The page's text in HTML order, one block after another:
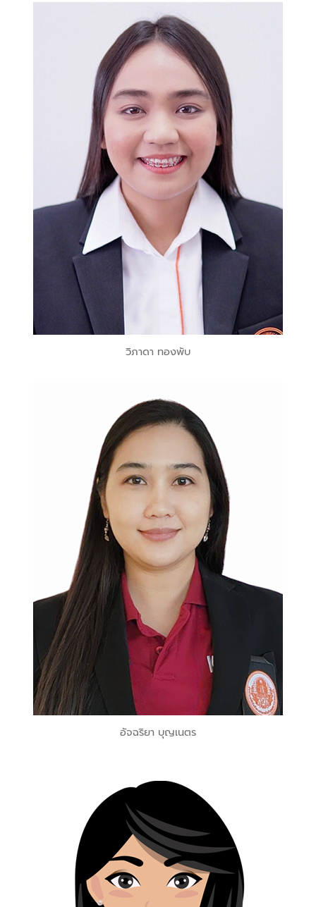
วิภาดา ทองพับ
อัจฉริยา บุญเนตร